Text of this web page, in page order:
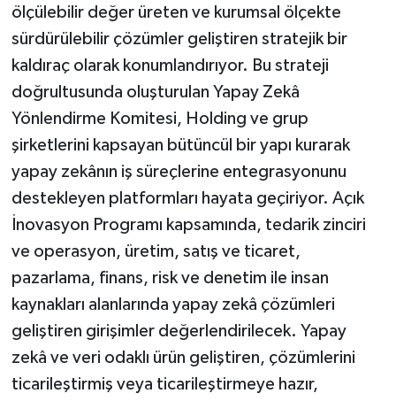
ölçülebilir değer üreten ve kurumsal ölçekte
sürdürülebilir çözümler geliştiren stratejik bir
kaldıraç olarak konumlandırıyor. Bu strateji
doğrultusunda oluşturulan Yapay Zekâ
Yönlendirme Komitesi, Holding ve grup
şirketlerini kapsayan bütüncül bir yapı kurarak
yapay zekânın iş süreçlerine entegrasyonunu
destekleyen platformları hayata geçiriyor. Açık
İnovasyon Programı kapsamında, tedarik zinciri
ve operasyon, üretim, satış ve ticaret,
pazarlama, finans, risk ve denetim ile insan
kaynakları alanlarında yapay zekâ çözümleri
geliştiren girişimler değerlendirilecek. Yapay
zekâ ve veri odaklı ürün geliştiren, çözümlerini
ticarileştirmiş veya ticarileştirmeye hazır,